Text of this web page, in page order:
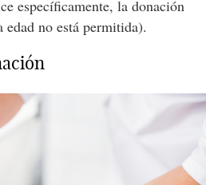
específicamente, la donación
edad no está permitida).